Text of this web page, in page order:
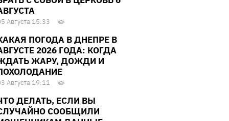
Августа 15:33
ПОГОДА В ДНЕПРЕ В
2026 ГОДА: КОГДА
ЖАРУ, ДОЖДИ И
Августа 19:11
ДЕЛАТЬ, ЕСЛИ ВЫ
СООБЩИЛИ